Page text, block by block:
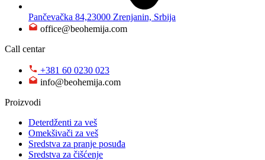
Pančevačka 84,23000 Zrenjanin, Srbija
office@beohemija.com
Call centar
+381 60 0230 023
info@beohemija.com
Proizvodi
Deterdženti za veš
Omekšivači za veš
Sredstva za pranje posuđa
Sredstva za čišćenje